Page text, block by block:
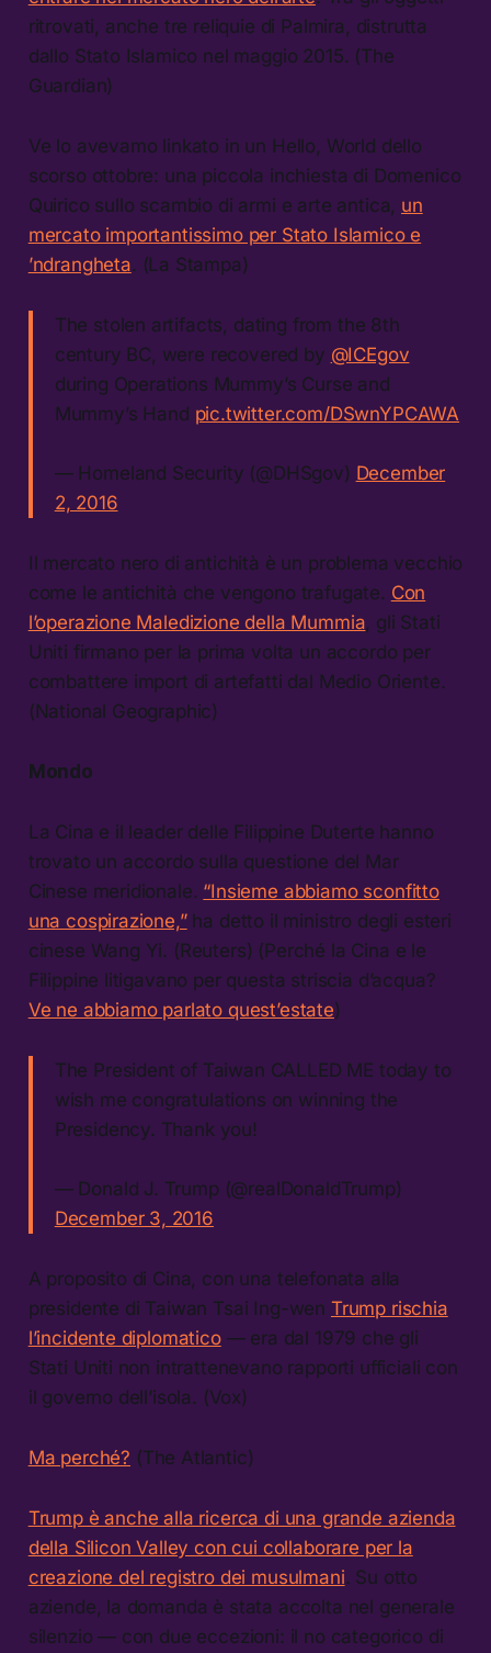
ritrovati, anche tre reliquie di Palmira, distrutta
dallo Stato Islamico nel maggio 2015. (The
Guardian)
Ve lo avevamo linkato in un Hello, World dello
scorso ottobre: una piccola inchiesta di Domenico
Quirico sullo scambio di armi e arte antica, un
mercato importantissimo per Stato Islamico e
’ndrangheta. (La Stampa)
The stolen artifacts, dating from the 8th
century BC, were recovered by @ICEgov
during Operations Mummy’s Curse and
Mummy’s Hand pic.twitter.com/DSwnYPCAWA
— Homeland Security (@DHSgov) December
2, 2016
Il mercato nero di antichità è un problema vecchio
come le antichità che vengono trafugate. Con
l’operazione Maledizione della Mummia , gli Stati
Uniti firmano per la prima volta un accordo per
combattere import di artefatti dal Medio Oriente.
(National Geographic)
Mondo
La Cina e il leader delle Filippine Duterte hanno
trovato un accordo sulla questione del Mar
Cinese meridionale. “Insieme abbiamo sconfitto
una cospirazione,”ha detto il ministro degli esteri
cinese Wang Yi. (Reuters) (Perché la Cina e le
Filippine litigavano per questa striscia d’acqua?
Ve ne abbiamo parlato quest’estate)
The President of Taiwan CALLED ME today to
wish me congratulations on winning the
Presidency. Thank you!
— Donald J. Trump (@realDonaldTrump)
December 3, 2016
A proposito di Cina, con una telefonata alla
presidente di Taiwan Tsai Ing-wen Trump rischia
l’incidente diplomatico— era dal 1979 che gli
Stati Uniti non intrattenevano rapporti ufficiali con
il governo dell’isola. (Vox)
Ma perché? (The Atlantic)
Trump è anche alla ricerca di una grande azienda
della Silicon Valley con cui collaborare per la
creazione del registro dei musulmani. Su otto
aziende, la domanda è stata accolta nel generale
silenzio — con due eccezioni: il no categorico di